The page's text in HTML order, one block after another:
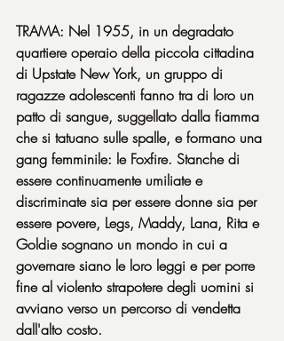
TRAMA: Nel 1955, in un degradato
quartiere operaio della piccola cittadina
di Upstate New York, un gruppo di
ragazze adolescenti fanno tra di loro un
patto di sangue, suggellato dalla fiamma
che si tatuano sulle spalle, e formano una
gang femminile: le Foxfire. Stanche di
essere continuamente umiliate e
discriminate sia per essere donne sia per
essere povere, Legs, Maddy, Lana, Rita e
Goldie sognano un mondo in cui a
governare siano le loro leggi e per porre
fine al violento strapotere degli uomini si
avviano verso un percorso di vendetta
dall'alto costo.